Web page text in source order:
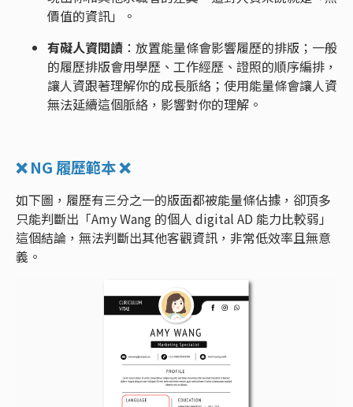
價值的資訊」。
有礙人資閱讀 ：放置能量條會影響履歷的排版；一般
的履歷排版會用學歷、工作經歷、證照的順序編排，
讓人資跟著理解你的成長脈絡；使用能量條會讓人資
無法延續這個脈絡，影響對你的理解。
❌ NG 履歷範本 ❌
如下圖，履歷有三分之一的版面都被能量條佔據，卻頂多
只能判斷出「Amy Wang 的個人 digital AD 能力比較弱」
這個結論，無法判斷出其他客觀資訊，非常低效率且無意
義。